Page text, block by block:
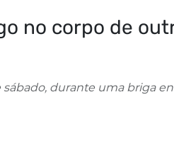
no corpo de
durante uma briga